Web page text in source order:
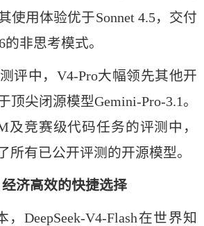
使用体验优于Sonnet 4.5，交付
的非思考模式。
中，V4-Pro大幅领先其他开
顶尖闭源模型Gemini-Pro-3.1。
及竞赛级代码任务的评测中，
所有已公开评测的开源模型。
济高效的快捷选择
V4-Flash在世界知